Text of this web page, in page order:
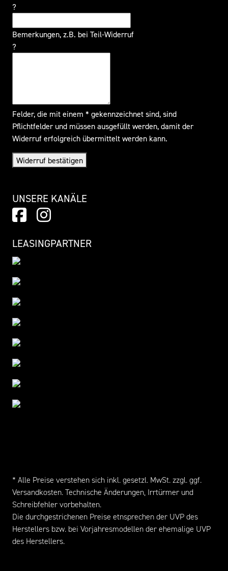
?
Bemerkungen, z.B. bei Teil-Widerruf
?
Felder, die mit einem * gekennzeichnet sind, sind
Pflichtfelder und müssen ausgefüllt werden, damit der
Widerruf erfolgreich übermittelt werden kann.
Widerruf bestätigen
UNSERE KANÄLE
LEASINGPARTNER
* Alle Preise verstehen sich inkl. gesetzl. MwSt. zzgl. ggf.
Versandkosten. Technische Änderungen, Irrtürmer und
Schreibfehler vorbehalten.
Die durchgestrichenen Preise etnsprechen der UVP des
Herstellers bzw. bei Vorjahresmodellen der ehemalige UVP
des Herstellers.